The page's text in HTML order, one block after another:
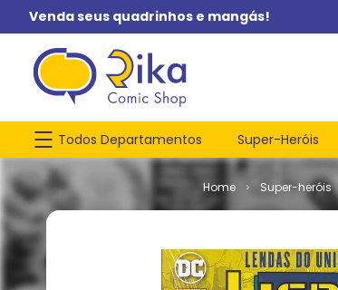
Venda seus quadrinhos e mangás!
Todos Departamentos Super-Heróis
Super-heróis